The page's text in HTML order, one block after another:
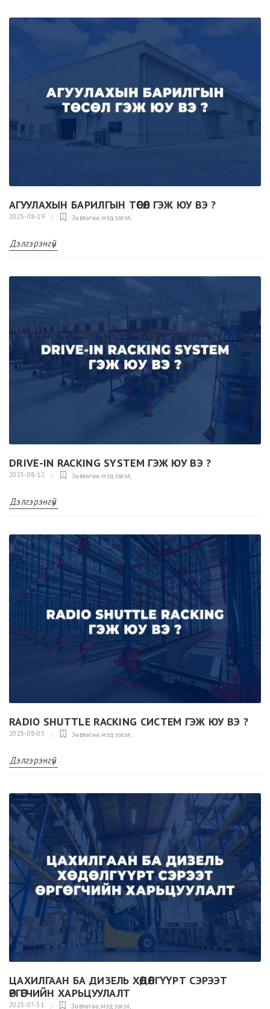
АГУУЛАХЫН БАРИЛГЫН ТӨСӨЛ ГЭЖ ЮУ ВЭ ?
2025-08-19 Зөвлөгөө,мэдээлэл
Дэлгэрэнгүй
DRIVE-IN RACKING SYSTEM ГЭЖ ЮУ ВЭ ?
2025-08-12 Зөвлөгөө,мэдээлэл,
Дэлгэрэнгүй
RADIO SHUTTLE RACKING СИСТЕМ ГЭЖ ЮУ ВЭ ?
2025-08-05 Зөвлөгөө,мэдээлэл,
Дэлгэрэнгүй
ЦАХИЛГААН БА ДИЗЕЛЬ ХӨДӨЛГҮҮРТ СЭРЭЭТ
ӨРГӨГЧИЙН ХАРЬЦУУЛАЛТ
2025-07-31 Зөвлөгөө,мэдээлэл